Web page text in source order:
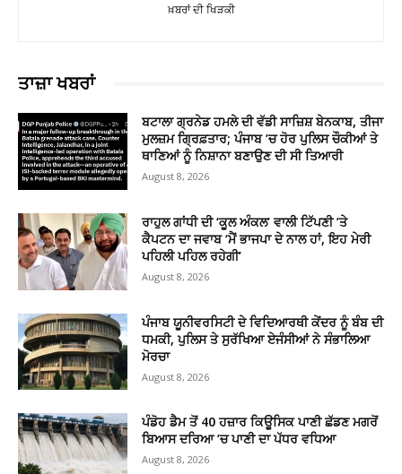
ਖ਼ਬਰਾਂ ਦੀ ਖਿੜਕੀ
ਤਾਜ਼ਾ ਖਬਰਾਂ
ਬਟਾਲਾ ਗ੍ਰਨੇਡ ਹਮਲੇ ਦੀ ਵੱਡੀ ਸਾਜ਼ਿਸ਼ ਬੇਨਕਾਬ, ਤੀਜਾ
ਮੁਲਜ਼ਮ ਗ੍ਰਿਫ਼ਤਾਰ; ਪੰਜਾਬ ’ਚ ਹੋਰ ਪੁਲਿਸ ਚੌਕੀਆਂ ਤੇ
ਥਾਣਿਆਂ ਨੂੰ ਨਿਸ਼ਾਨਾ ਬਣਾਉਣ ਦੀ ਸੀ ਤਿਆਰੀ
August 8, 2026
ਰਾਹੁਲ ਗਾਂਧੀ ਦੀ ‘ਕੂਲ ਅੰਕਲ’ ਵਾਲੀ ਟਿੱਪਣੀ ’ਤੇ
ਕੈਪਟਨ ਦਾ ਜਵਾਬ ‘ਮੈਂ ਭਾਜਪਾ ਦੇ ਨਾਲ ਹਾਂ, ਇਹ ਮੇਰੀ
ਪਹਿਲੀ ਪਹਿਲ ਰਹੇਗੀ’
August 8, 2026
ਪੰਜਾਬ ਯੂਨੀਵਰਸਿਟੀ ਦੇ ਵਿਦਿਆਰਥੀ ਕੇਂਦਰ ਨੂੰ ਬੰਬ ਦੀ
ਧਮਕੀ, ਪੁਲਿਸ ਤੇ ਸੁਰੱਖਿਆ ਏਜੰਸੀਆਂ ਨੇ ਸੰਭਾਲਿਆ
ਮੋਰਚਾ
August 8, 2026
ਪੰਡੋਹ ਡੈਮ ਤੋਂ 40 ਹਜ਼ਾਰ ਕਿਊਸਿਕ ਪਾਣੀ ਛੱਡਣ ਮਗਰੋਂ
ਬਿਆਸ ਦਰਿਆ ’ਚ ਪਾਣੀ ਦਾ ਪੱਧਰ ਵਧਿਆ
August 8, 2026